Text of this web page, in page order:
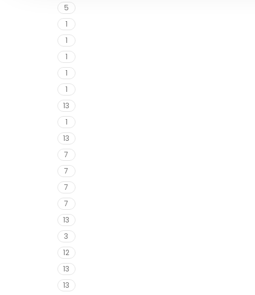
5
1
1
1
1
1
13
1
13
7
7
7
7
13
3
12
13
13